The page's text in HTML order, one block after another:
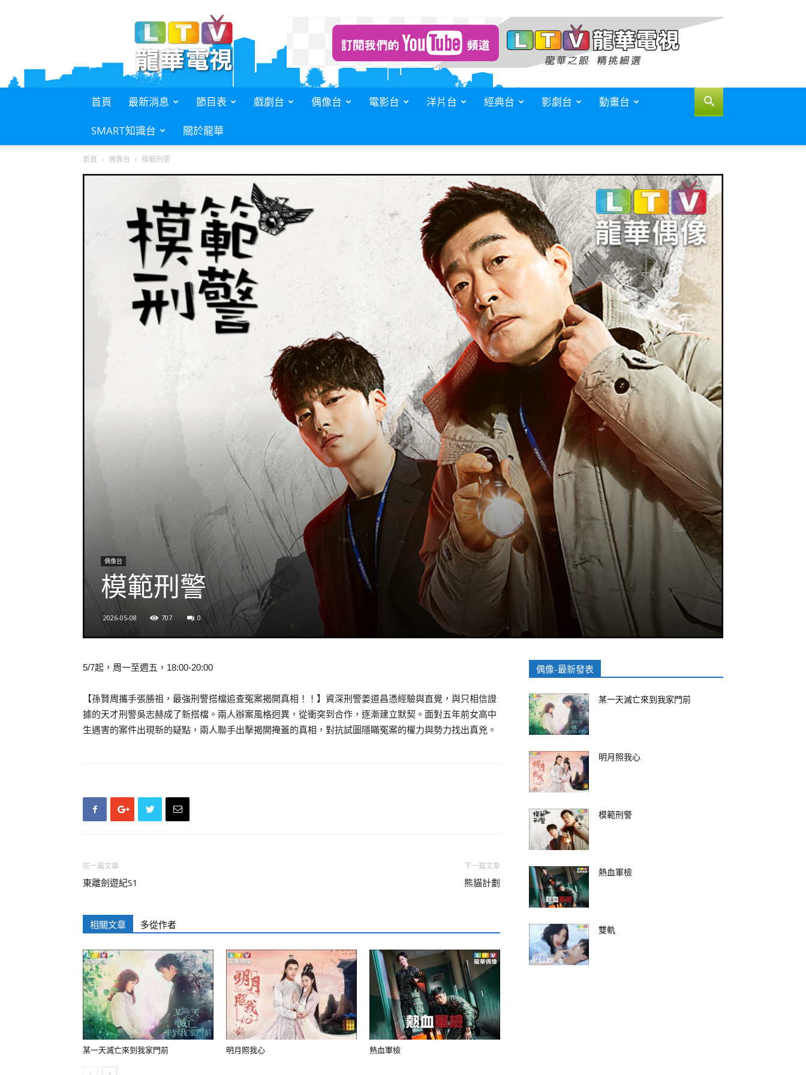
電
首頁 最新消息 節目表 戲劇台 偶像台 電影台 洋片台 經典台 影劇台 動畫台
SMART知識台 關於龍華
首頁 偶像台 模範刑警
偶像台
模範刑警
2026-05-08 707 0
5/7起，周一至週五，18:00-20:00
【孫賢周攜手張勝祖，最強刑警搭檔追查冤案揭開真相！！】資深刑警姜道昌憑經驗與直覺，與只相信證
據的天才刑警吳志赫成了新搭檔。兩人辦案風格迥異，從衝突到合作，逐漸建立默契。面對五年前女高中
生遇害的案件出現新的疑點，兩人聯手出擊揭開掩蓋的真相，對抗試圖隱瞞冤案的權力與勢力找出真兇。
前一篇文章
東離劍遊紀S1
下一篇文章
熊貓計劃
相關文章 多從作者
某一天滅亡來到我家門前 明月照我心 熱血軍檢
偶像-最新發表
某一天滅亡來到我家門前
明月照我心
模範刑警
熱血軍檢
雙軌